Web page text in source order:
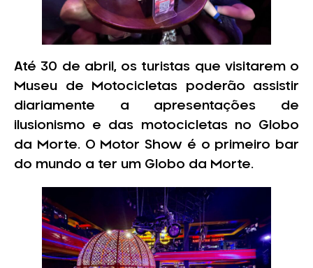
Até 30 de abril, os turistas que visitarem o
Museu de Motocicletas poderão assistir
diariamente a apresentações de
ilusionismo e das motocicletas no Globo
da Morte. O Motor Show é o primeiro bar
do mundo a ter um Globo da Morte.